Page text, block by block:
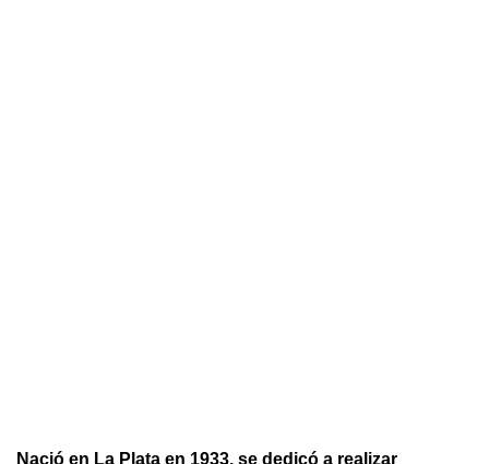
Nació en La Plata en 1933, se dedicó a realizar